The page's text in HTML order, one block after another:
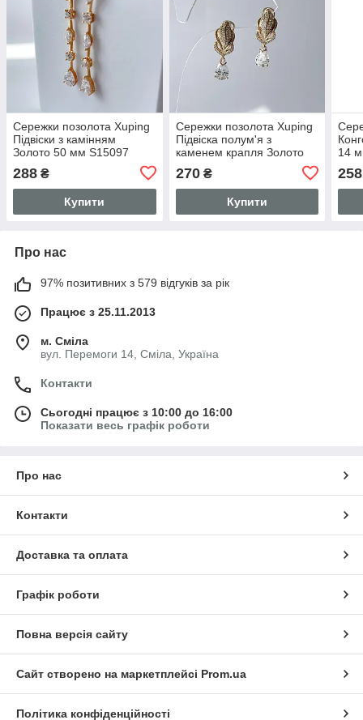
Сережки позолота Xuping
Підвіски з камінням
Золото 50 мм S15097
288 ₴
Купити
Сережки позолота Xuping
Підвіска полум'я з
каменем крапля Золото
270₴
Купити
14
258
Про нас
97% позитивних з 579 відгуків за рік
Працює з 25.11.2013
м. Сміла
вул. Перемоги 14, Сміла, Україна
Контакти
Сьогодні працює з 10:00 до 16:00
Показати весь графік роботи
Про нас
Контакти
Доставка та оплата
Графік роботи
Повна версія сайту
Сайт створено на маркетплейсі Prom.ua
Політика конфіденційності